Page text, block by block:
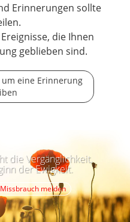
Erinnerungen sollte
die Ihnen
geblieben sind.
eine Erinnerung
die Vergänglichkeit,
der Ewigkeit.
Missbrauch melden